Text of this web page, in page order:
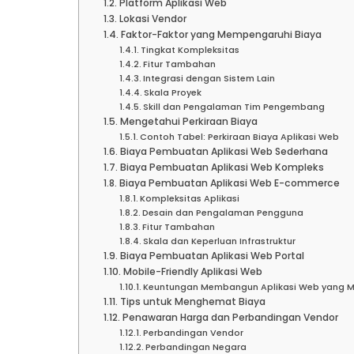
Platform Aplikasi Web
Lokasi Vendor
Faktor-Faktor yang Mempengaruhi Biaya
Tingkat Kompleksitas
Fitur Tambahan
Integrasi dengan Sistem Lain
Skala Proyek
Skill dan Pengalaman Tim Pengembang
Mengetahui Perkiraan Biaya
Contoh Tabel: Perkiraan Biaya Aplikasi Web
Biaya Pembuatan Aplikasi Web Sederhana
Biaya Pembuatan Aplikasi Web Kompleks
Biaya Pembuatan Aplikasi Web E-commerce
Kompleksitas Aplikasi
Desain dan Pengalaman Pengguna
Fitur Tambahan
Skala dan Keperluan Infrastruktur
Biaya Pembuatan Aplikasi Web Portal
Mobile-Friendly Aplikasi Web
Keuntungan Membangun Aplikasi Web yang
Tips untuk Menghemat Biaya
Penawaran Harga dan Perbandingan Vendor
Perbandingan Vendor
Perbandingan Negara